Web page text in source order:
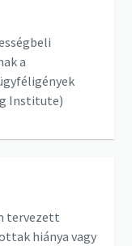
a
Institute)
tervezett
hiánya vagy